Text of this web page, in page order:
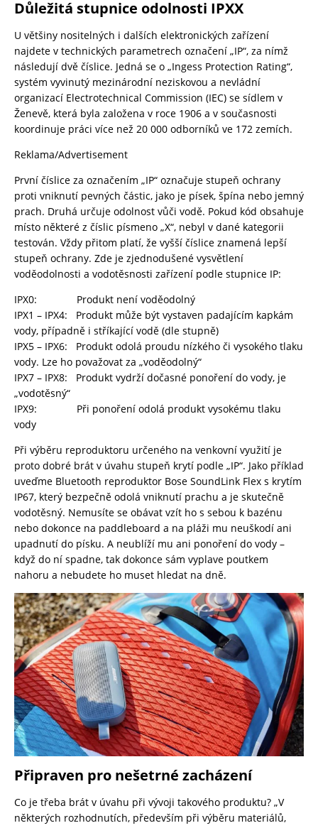
Důležitá stupnice odolnosti IPXX
U většiny nositelných i dalších elektronických zařízení
najdete v technických parametrech označení „IP“, za nímž
následují dvě číslice. Jedná se o „Ingess Protection Rating“,
systém vyvinutý mezinárodní neziskovou a nevládní
organizací Electrotechnical Commission (IEC) se sídlem v
Ženevě, která byla založena v roce 1906 a v současnosti
koordinuje práci více než 20 000 odborníků ve 172 zemích.
Reklama/Advertisement
První číslice za označením „IP“ označuje stupeň ochrany
proti vniknutí pevných částic, jako je písek, špína nebo jemný
prach. Druhá určuje odolnost vůči vodě. Pokud kód obsahuje
místo některé z číslic písmeno „X“, nebyl v dané kategorii
testován. Vždy přitom platí, že vyšší číslice znamená lepší
stupeň ochrany. Zde je zjednodušené vysvětlení
voděodolnosti a vodotěsnosti zařízení podle stupnice IP:
IPX0: Produkt není voděodolný
IPX1 – IPX4: Produkt může být vystaven padajícím kapkám
vody, případně i stříkající vodě (dle stupně)
IPX5 – IPX6: Produkt odolá proudu nízkého či vysokého tlaku
vody. Lze ho považovat za „voděodolný“
IPX7 – IPX8: Produkt vydrží dočasné ponoření do vody, je
„vodotěsný“
IPX9: Při ponoření odolá produkt vysokému tlaku
vody
Při výběru reproduktoru určeného na venkovní využití je
proto dobré brát v úvahu stupeň krytí podle „IP“. Jako příklad
uveďme Bluetooth reproduktor Bose SoundLink Flex s krytím
IP67, který bezpečně odolá vniknutí prachu a je skutečně
vodotěsný. Nemusíte se obávat vzít ho s sebou k bazénu
nebo dokonce na paddleboard a na pláži mu neuškodí ani
upadnutí do písku. A neublíží mu ani ponoření do vody –
když do ní spadne, tak dokonce sám vyplave poutkem
nahoru a nebudete ho muset hledat na dně.
Připraven pro nešetrné zacházení
Co je třeba brát v úvahu při vývoji takového produktu? „V
některých rozhodnutích, především při výběru materiálů,